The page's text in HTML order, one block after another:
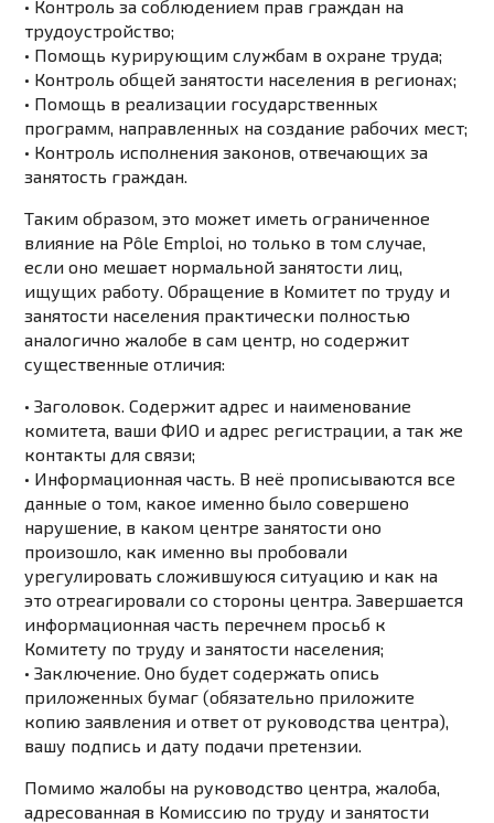
• Контроль за соблюдением прав граждан на
трудоустройство;
• Помощь курирующим службам в охране труда;
• Контроль общей занятости населения в регионах;
• Помощь в реализации государственных
программ, направленных на создание рабочих мест;
• Контроль исполнения законов, отвечающих за
занятость граждан.
Таким образом, это может иметь ограниченное
влияние на Pôle Emploi, но только в том случае,
если оно мешает нормальной занятости лиц,
ищущих работу. Обращение в Комитет по труду и
занятости населения практически полностью
аналогично жалобе в сам центр, но содержит
существенные отличия:
• Заголовок. Содержит адрес и наименование
комитета, ваши ФИО и адрес регистрации, а так же
контакты для связи;
• Информационная часть. В неё прописываются все
данные о том, какое именно было совершено
нарушение, в каком центре занятости оно
произошло, как именно вы пробовали
урегулировать сложившуюся ситуацию и как на
это отреагировали со стороны центра. Завершается
информационная часть перечнем просьб к
Комитету по труду и занятости населения;
• Заключение. Оно будет содержать опись
приложенных бумаг (обязательно приложите
копию заявления и ответ от руководства центра),
вашу подпись и дату подачи претензии.
Помимо жалобы на руководство центра, жалоба,
адресованная в Комиссию по труду и занятости